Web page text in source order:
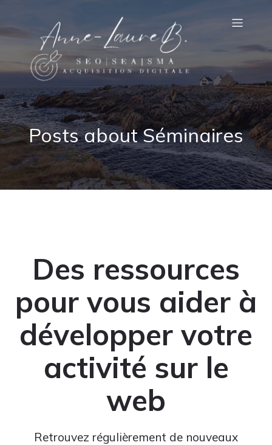
Posts about Séminaires
Des ressources
pour vous aider à
développer votre
activité sur le
web
Retrouvez régulièrement de nouveaux